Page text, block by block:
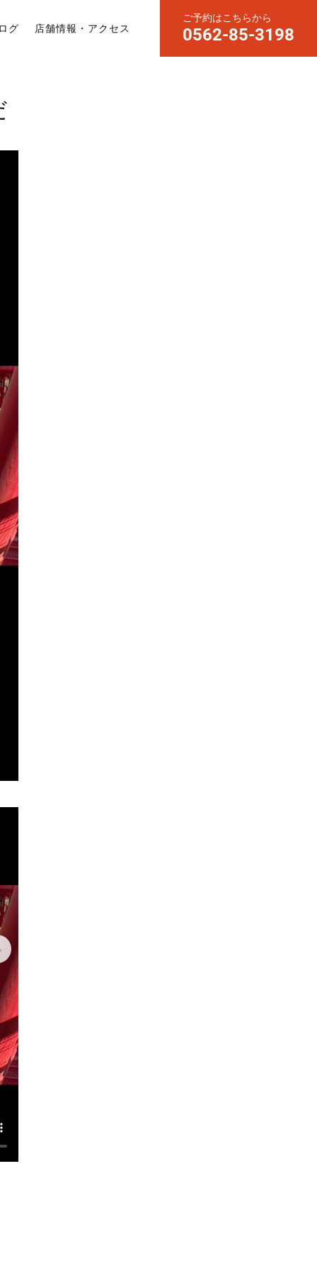
グ 店舗情報・アクセス
ご予約はこちらから
0562-85-3198